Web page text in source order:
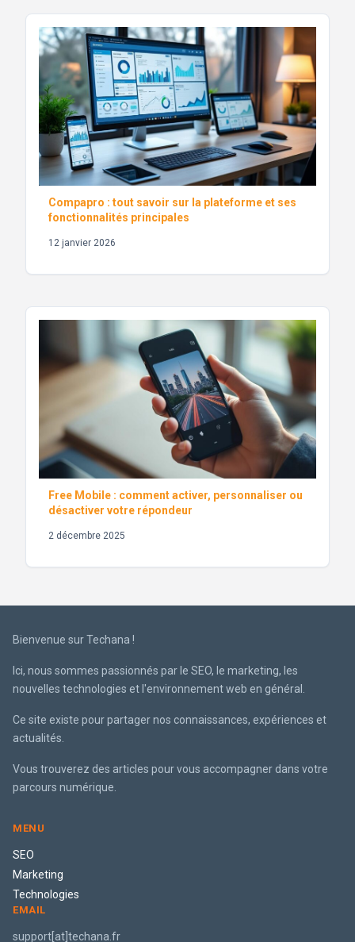
Compapro : tout savoir sur la plateforme et ses
fonctionnalités principales
12 janvier 2026
Free Mobile : comment activer, personnaliser ou
désactiver votre répondeur
2 décembre 2025
Bienvenue sur Techana !
Ici, nous sommes passionnés par le SEO, le marketing, les
nouvelles technologies et l'environnement web en général.
Ce site existe pour partager nos connaissances, expériences et
actualités.
Vous trouverez des articles pour vous accompagner dans votre
parcours numérique.
MENU
SEO
Marketing
Technologies
EMAIL
support[at]techana.fr